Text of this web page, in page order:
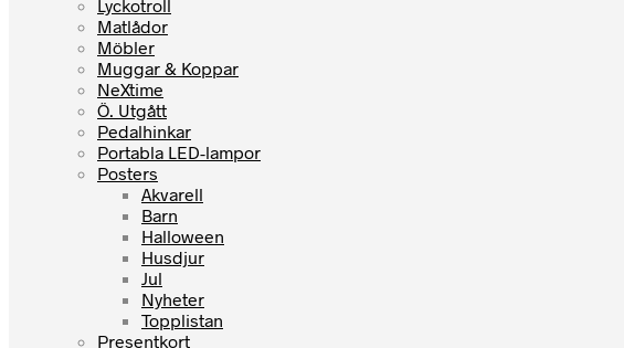
Lyckotroll
Matlådor
Möbler
Muggar & Koppar
NeXtime
Ö. Utgått
Pedalhinkar
Portabla LED-lampor
Posters
Akvarell
Barn
Halloween
Husdjur
Jul
Nyheter
Topplistan
Presentkort